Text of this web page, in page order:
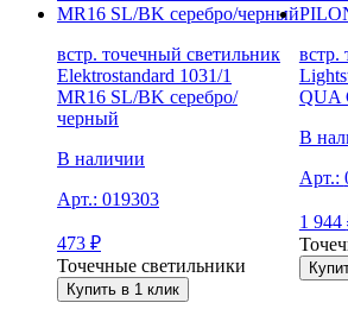
встр. точечный светильник
Elektrostandard 1031/1
MR16 SL/BK серебро/
черный
В наличии
Арт.: 019303
473 ₽
Точечные светильники
Купить в 1 клик
встр.
QUA
В
Арт.:
1 944